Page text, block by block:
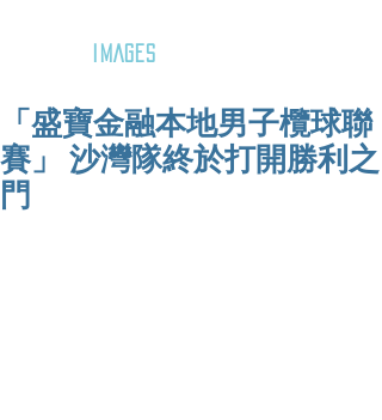
IMAGES
「盛寶金融本地男子欖球聯
賽」 沙灣隊終於打開勝利之
門